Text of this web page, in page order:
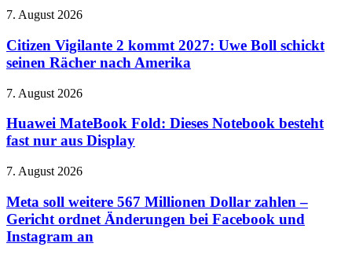
„Conan
Must
Go“
22.
Citizen
2
kommt
2027:
Boll
seinen
Rächer
Amerika
7. August 2026
Citizen Vigilante 2 kommt 2027: Uwe Boll schickt
seinen Rächer nach Amerika
Huawei
Fold:
Dieses
Notebook
fast
aus
Display
7. August 2026
Huawei MateBook Fold: Dieses Notebook besteht
fast nur aus Display
Meta
weitere
567
Millionen
Dollar
7. August 2026
Meta soll weitere 567 Millionen Dollar zahlen –
Gericht ordnet Änderungen bei Facebook und
Instagram an